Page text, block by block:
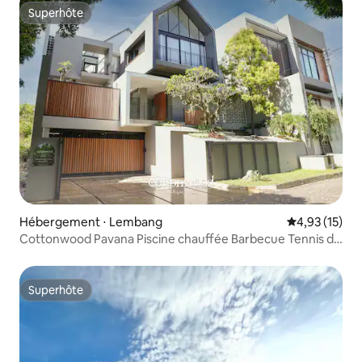
Superhôte
Superhôte
Hébergement ⋅ Lembang Évaluation
4,93 (15)
Cottonwood Pavana Piscine chauffée Barbecue Tennis de
Superhôte
Superhôte